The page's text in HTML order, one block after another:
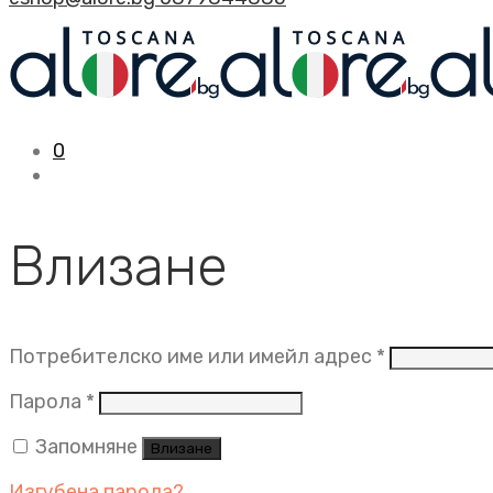
0
Влизане
Потребителско име или имейл адрес *
Парола * Задължително
Запомняне
Влизане